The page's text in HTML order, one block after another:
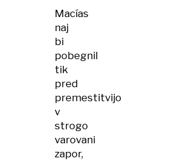
Macías
naj
bi
pobegnil
tik
pred
premestitvijo
v
strogo
varovani
zapor,